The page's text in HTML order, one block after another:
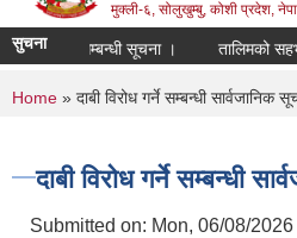
मुक्ली-६, सोलुखुम्बु, कोशी प्रदेश,
सुचना
पेश गर्ने सम्बन्धी सूचना । तालिमको
You are here
Home » दाबी विरोध गर्ने सम्बन्धी सार्वजानिक
दाबी विरोध गर्ने सम्बन्धी
Submitted on: Mon, 06/08/